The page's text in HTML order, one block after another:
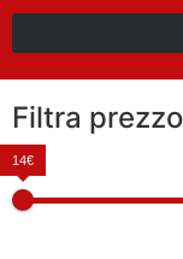
Filtra prezzo
14€